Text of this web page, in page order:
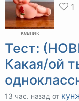
кевпик
1
Тест:
Какая/ой
13 час. назад от